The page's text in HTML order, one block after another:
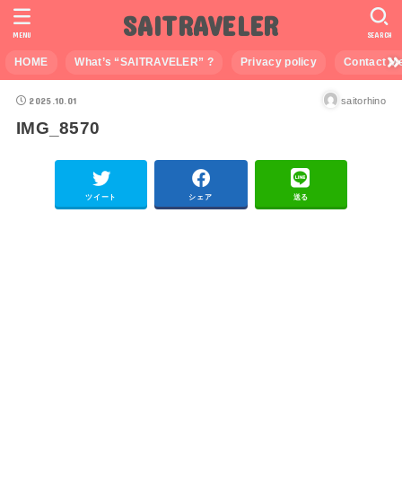
SAITRAVELER
HOME What’s “SAITRAVELER” ? Privacy policy Contact
SEARCH
MENU
2025.10.01 saitorhino
IMG_8570
ツイート シェア 送る